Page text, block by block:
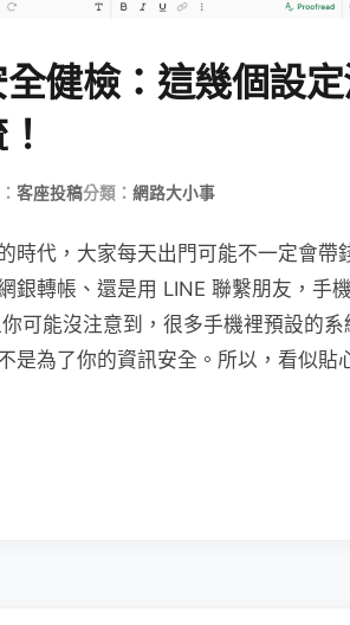
健檢：這幾個設
客座投稿分類： 網路大小事
時代，大家每天出門可能不一定會帶
銀轉帳、還是用 LINE 聯繫朋友，手
可能沒注意到，很多手機裡預設的
是為了你的資訊安全。所以，看似貼